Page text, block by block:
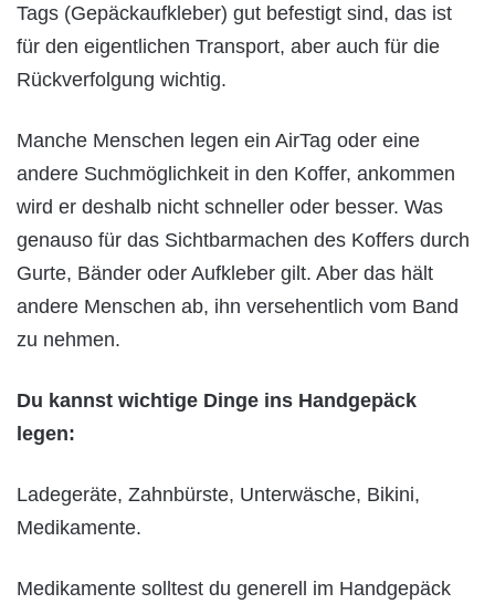
Tags (Gepäckaufkleber) gut befestigt sind, das ist
für den eigentlichen Transport, aber auch für die
Rückverfolgung wichtig.
Manche Menschen legen ein AirTag oder eine
andere Suchmöglichkeit in den Koffer, ankommen
wird er deshalb nicht schneller oder besser. Was
genauso für das Sichtbarmachen des Koffers durch
Gurte, Bänder oder Aufkleber gilt. Aber das hält
andere Menschen ab, ihn versehentlich vom Band
zu nehmen.
Du kannst wichtige Dinge ins Handgepäck
legen:
Ladegeräte, Zahnbürste, Unterwäsche, Bikini,
Medikamente.
Medikamente solltest du generell im Handgepäck